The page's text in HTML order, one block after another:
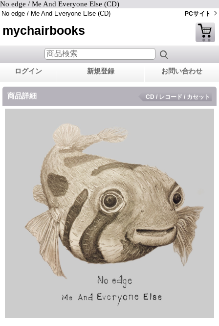
No edge / Me And Everyone Else (CD)
No edge / Me And Everyone Else (CD) PCサイト
mychairbooks
ログイン 新規登録 お問い合わせ
商品詳細 CD / レコード / カセット